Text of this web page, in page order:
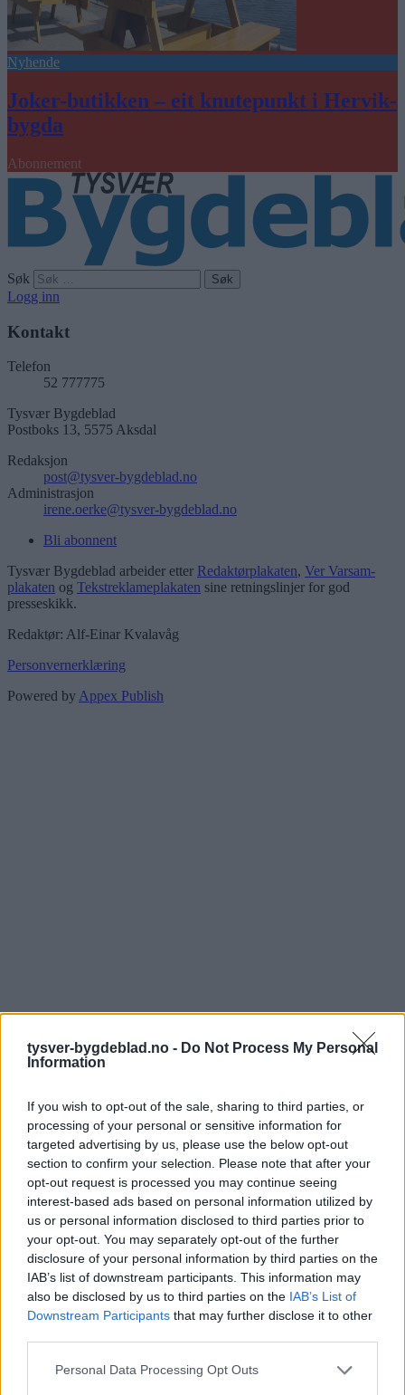
tysver-bygdeblad.no - Do Not Process My Personal
Information
If you wish to opt-out of the sale, sharing to third parties, or
processing of your personal or sensitive information for
targeted advertising by us, please use the below opt-out
section to confirm your selection. Please note that after your
opt-out request is processed you may continue seeing
interest-based ads based on personal information utilized by
us or personal information disclosed to third parties prior to
your opt-out. You may separately opt-out of the further
disclosure of your personal information by third parties on the
IAB’s list of downstream participants. This information may
also be disclosed by us to third parties on the IAB’s List of
Downstream Participants that may further disclose it to other
Personal Data Processing Opt Outs
Nyhende
Joker-butikken – eit knutepunkt i Hervik-
bygda
Abonnement
Søk
Logg inn
Kontakt
Telefon
52 777775
Tysvær Bygdeblad
Postboks 13, 5575 Aksdal
Redaksjon
post@tysver-bygdeblad.no
Administrasjon
irene.oerke@tysver-bygdeblad.no
Bli abonnent
Tysvær Bygdeblad arbeider etter Redaktørplakaten, Ver Varsam-
plakaten og Tekstreklameplakaten sine retningslinjer for god
presseskikk.
Redaktør: Alf-Einar Kvalavåg
Personvernerklæring
Powered byAppex Publish